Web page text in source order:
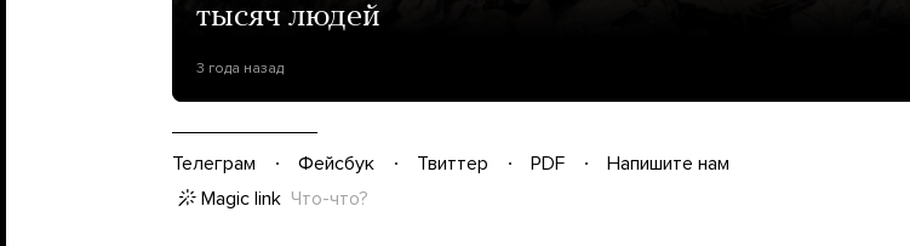
тысяч людей
3 года назад
Телеграм Фейсбук Твиттер PDF
Напишите нам
Magic link Что-что?